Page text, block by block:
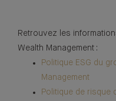
Retrouvez les
Wealth Management :
Politique ESG du
Management
Politique de risque